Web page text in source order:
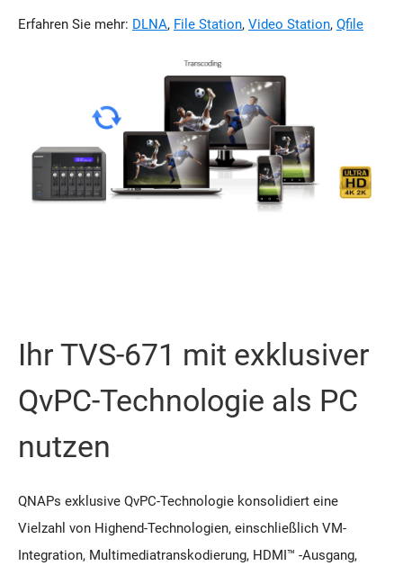
Erfahren Sie mehr: DLNA, File Station, Video Station, Qfile
Ihr TVS-671 mit exklusiver
QvPC-Technologie als PC
nutzen
QNAPs exklusive QvPC-Technologie konsolidiert eine
Vielzahl von Highend-Technologien, einschließlich VM-
Integration, Multimediatranskodierung, HDMI™ -Ausgang,